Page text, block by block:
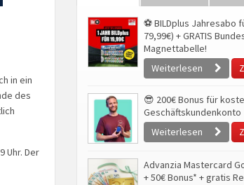
in ein
des
Uhr. Der
⚽ BILDplus Jahresabo
79,99€) + GRATIS
Magnettabelle!
Weiterlesen
😎 200€ Bonus für
Geschäftskundenkonto
Weiterlesen
Advanzia Mastercard
+ 50€ Bonus* + gratis